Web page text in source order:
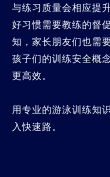
与练习质量会相应提升
好习惯需要教练的督
知，家长朋友们也需
孩子们的训练安全概
更高效。
用专业的游泳训练知
入快速路。